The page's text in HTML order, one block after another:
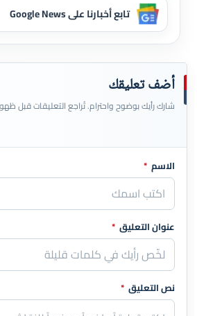
تابع أخبارنا على Google News
أضف تعليقك
شارك رأيك بوضوح واحترام. تُراجع التعليقات قبل
اترك هذا الحقل فارغاً
الاسم *
عنوان التعليق *
نص التعليق *